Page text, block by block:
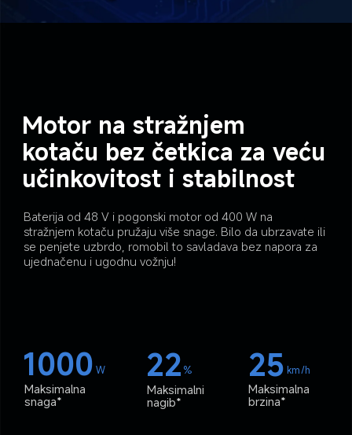
Motor na stražnjem
kotaču bez četkica za veću
učinkovitost i stabilnost
Baterija od 48 V i pogonski motor od 400 W na
stražnjem kotaču pružaju više snage. Bilo da ubrzavate ili
se penjete uzbrdo, romobil to savladava bez napora za
ujednačenu i ugodnu vožnju!
1000 W
Maksimalna
snaga*
22 %
Maksimalni
nagib*
25 km/h
Maksimalna
brzina*